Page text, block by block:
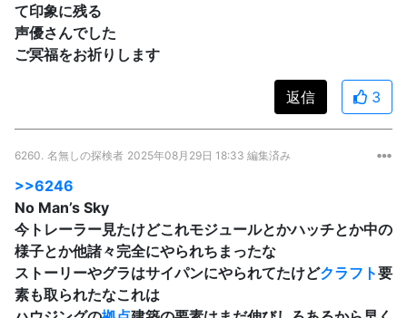
て印象に残る
声優さんでした
ご冥福をお祈りします
返信 3
6260. 名無しの探検者 2025年08月29日 18:33 編集済み
>>6246
No Man’s Sky
今トレーラー見たけどこれモジュールとかハッチとか中の
様子とか他諸々完全にやられちまったな
ストーリーやグラはサイパンにやられてたけどクラフト要
素も取られたなこれは